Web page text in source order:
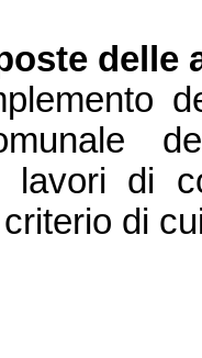
delle
lavori di
di